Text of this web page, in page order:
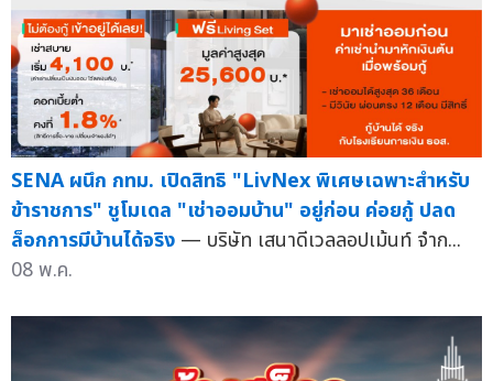
SENA ผนึก กทม. เปิดสิทธิ "LivNex พิเศษเฉพาะสำหรับ
ข้าราชการ" ชูโมเดล "เช่าออมบ้าน" อยู่ก่อน ค่อยกู้ ปลด
ล็อกการมีบ้านได้จริง — บริษัท เสนาดีเวลลอปเม้นท์ จำก...
08 พ.ค.